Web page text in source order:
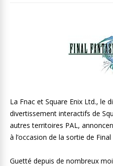
La Fnac et Square Enix Ltd., le
divertissement interactifs de
autres territoires PAL,
à l’occasion de la sortie de Final
Guetté depuis de nombreux